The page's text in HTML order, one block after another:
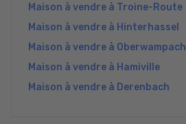
Maison à vendre à Troine-Route
Maison à vendre à Hinterhassel
Maison à vendre à Oberwampach
Maison à vendre à Hamiville
Maison à vendre à Derenbach